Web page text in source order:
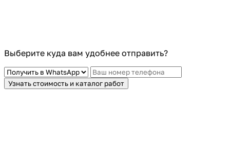
Выберите куда вам удобнее отправить?
Узнать стоимость и каталог работ